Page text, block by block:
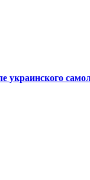
украинского